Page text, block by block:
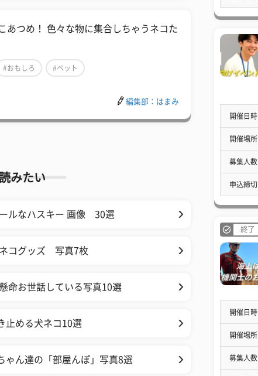
あつめ！ 色々な物に集合しちゃうネコた
#おもしろ #ペット
編集部：はまみ
みたい
ルなハスキー 画像 30選
ネコグッズ 写真7枚
命お世話している写真10選
止める犬ネコ10選
ゃん達の「部屋んぽ」写真8選
開催日時
開催場所
募集人数
申込締切
終了
開催日時
開催場所
募集人数